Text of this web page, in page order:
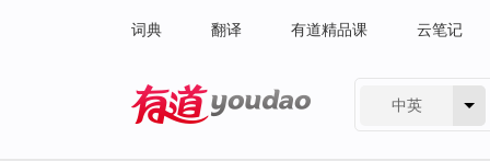
词典 翻译 有道精品课 云笔记
中英